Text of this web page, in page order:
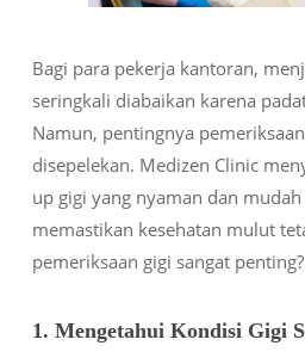
Bagi para pekerja kantoran,
seringkali diabaikan karena
Namun, pentingnya
disepelekan. Medizen Clinic
up gigi yang nyaman dan
memastikan kesehatan mulut
pemeriksaan gigi sangat penting?
1. Mengetahui Kondisi Gigi